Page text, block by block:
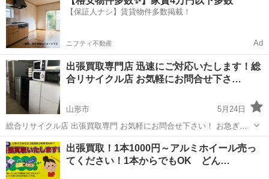
前＋遺品整理がしたい ・断捨離をしたい ・フリマ出品が面倒 申し込
みの流...
【保証人ナシ】賃貸物件多数掲載！
ニフティ不動産 Ad
出張買取専門店 迅速にご対応いたします！総
合リサイクル店 お気軽にお問合せ下さ…
山形市
5月24日
総合リサイクル店 出張買取専門 お気軽にお問合せ下さい！ お急ぎの
案件、ご相談下さい。 ご家庭の不用品全般から業務用品まで全般、総
合リサイクル店になります。 なんでもお気軽にご相談下さい ^_^！ 厨
房器具、店舗用品、車、バ...
山形 山形市 リサイクルショップ
出張買取！1本1000円～アルミホイール売っ
てください！1本からでもOK どん…